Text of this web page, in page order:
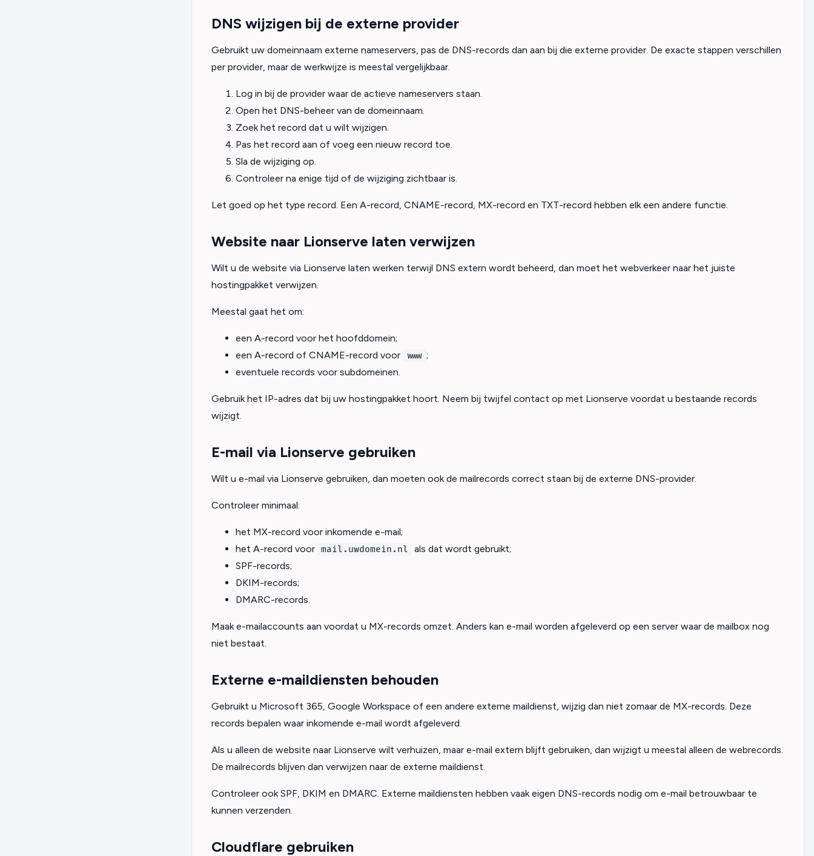
DNS wijzigen bij de externe provider
Gebruikt uw domeinnaam externe nameservers, pas de DNS-records dan aan bij die externe provider. De exacte stappen verschillen
per provider, maar de werkwijze is meestal vergelijkbaar.
Log in bij de provider waar de actieve nameservers staan.
Open het DNS-beheer van de domeinnaam.
Zoek het record dat u wilt wijzigen.
Pas het record aan of voeg een nieuw record toe.
Sla de wijziging op.
Controleer na enige tijd of de wijziging zichtbaar is.
Let goed op het type record. Een A-record, CNAME-record, MX-record en TXT-record hebben elk een andere functie.
Website naar Lionserve laten verwijzen
Wilt u de website via Lionserve laten werken terwijl DNS extern wordt beheerd, dan moet het webverkeer naar het juiste
hostingpakket verwijzen.
Meestal gaat het om:
een A-record voor het hoofddomein;
een A-record of CNAME-record voor
www ;
eventuele records voor subdomeinen.
Gebruik het IP-adres dat bij uw hostingpakket hoort. Neem bij twijfel contact op met Lionserve voordat u bestaande records
wijzigt.
E-mail via Lionserve gebruiken
Wilt u e-mail via Lionserve gebruiken, dan moeten ook de mailrecords correct staan bij de externe DNS-provider.
Controleer minimaal:
het MX-record voor inkomende e-mail;
het A-record voor mail.uwdomein.nl
als dat wordt gebruikt;
SPF-records;
DKIM-records;
DMARC-records.
Maak e-mailaccounts aan voordat u MX-records omzet. Anders kan e-mail worden afgeleverd op een server waar de mailbox nog
niet bestaat.
Externe e-maildiensten behouden
Gebruikt u Microsoft 365, Google Workspace of een andere externe maildienst, wijzig dan niet zomaar de MX-records. Deze
records bepalen waar inkomende e-mail wordt afgeleverd.
Als u alleen de website naar Lionserve wilt verhuizen, maar e-mail extern blijft gebruiken, dan wijzigt u meestal alleen de webrecords.
De mailrecords blijven dan verwijzen naar de externe maildienst.
Controleer ook SPF, DKIM en DMARC. Externe maildiensten hebben vaak eigen DNS-records nodig om e-mail betrouwbaar te
kunnen verzenden.
Cloudflare gebruiken